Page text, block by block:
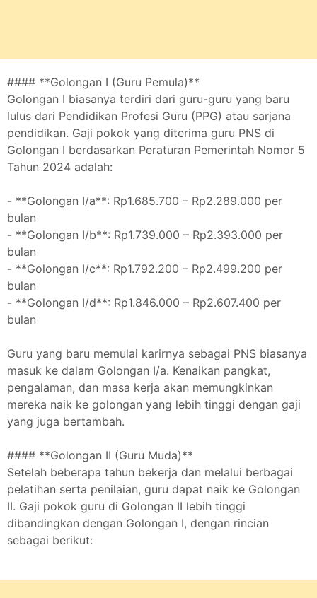
#### **Golongan I (Guru Pemula)**
Golongan I biasanya terdiri dari guru-guru yang baru
lulus dari Pendidikan Profesi Guru (PPG) atau sarjana
pendidikan. Gaji pokok yang diterima guru PNS di
Golongan I berdasarkan Peraturan Pemerintah Nomor 5
Tahun 2024 adalah:
- **Golongan I/a**: Rp1.685.700 – Rp2.289.000 per
bulan
- **Golongan I/b**: Rp1.739.000 – Rp2.393.000 per
bulan
- **Golongan I/c**: Rp1.792.200 – Rp2.499.200 per
bulan
- **Golongan I/d**: Rp1.846.000 – Rp2.607.400 per
bulan
Guru yang baru memulai karirnya sebagai PNS biasanya
masuk ke dalam Golongan I/a. Kenaikan pangkat,
pengalaman, dan masa kerja akan memungkinkan
mereka naik ke golongan yang lebih tinggi dengan gaji
yang juga bertambah.
#### **Golongan II (Guru Muda)**
Setelah beberapa tahun bekerja dan melalui berbagai
pelatihan serta penilaian, guru dapat naik ke Golongan
II. Gaji pokok guru di Golongan II lebih tinggi
dibandingkan dengan Golongan I, dengan rincian
sebagai berikut: